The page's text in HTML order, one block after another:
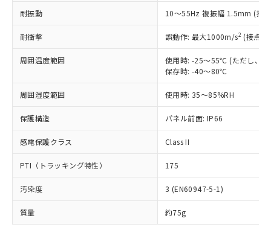
耐振動 10～55Hz 複振幅 1.5mm (接
耐衝撃 誤動作: 最大1000m/s2 (接点
周囲温度範囲
使用時: -25～55℃ (ただし、氷
保存時: -40～80℃
周囲湿度範囲 使用時: 35～85%RH
保護構造 パネル前面: IP66
感電保護クラス Class II
PTI（トラッキング特性） 175
汚染度 3 (EN60947-5-1)
質量 約75g
記載している更新日時点での社内デー
タに基づき作成されるものであり、閲
覧された時点での実際の在庫および標
準価格とは異なる場合があることをご
正式な納期状況および標準価格はお客
様のお取引先、またはお客様担当のオ
ムロン制御機器販売店・当社販売員に
オムロン制御機器販売店や当社販売拠
販売ネットワーク
」をご確認
ください。
在庫状況および標準価格結果を当社の
事前の承諾なく第三者に漏洩または開
示しないようお願いします。
マイパーツ機能（部品リスト作成サー
ビス）をご利用いただくには、I-Web
メンバーズにご登録されている必要が
鉛(Pb) 1000ppm以下、 水銀(Hg) 1000ppm以下、 カド
六価クロム(Cr(Ⅵ)) 1000ppm以下、ポリ臭化ビフェニル
類(PBB) 1000ppm以下、ポリ臭化ジフェニルエーテル類
(PBDE) 1000ppm以下、フタル酸ビス(2-エチルヘキシ
ル) (DEHP)(別名：DOP) 1000ppm以下、フタル酸ブチ
ルベンジル（BBP） 1000ppm以下、フタル酸ジブチル
（DBP） 1000ppm以下、フタル酸ジイソブチル
(DIBP) 1000ppm以下
但し、RoHS指令で産業用監視および制御機器に対する
適用除外項目は除く。
フタル酸エステル類の４物質については閾値を超える意
図的な使用がないことを確認しています。
※2 対応予定月
部品在庫の切り替え状況などにより、予定
月が前後することがあります。
*中国RoHS10物質の基準値 (GB/T26572)：
Pb(鉛) :1000ppm、 Hg(水銀) : 1000ppm、 Cd(カドミウ
Cr(Ⅵ)(六価クロム) : 1000ppm、 PBBs(ポリ臭化ビフェ
ニル類) : 1000ppm、 PBDEs(ポリ臭化ジフェニルエーテ
ル) : 1000ppm、
DEHP(フタル酸ビス(2-エチルヘキシル)) : 1000ppm
※2 環境保護使用期限
「ｅ」：有害物質（10物質）のすべてが基
準値以下であることを示します。
「10」：通常の使用状況下において有害物
質が外部に漏えいし、環境に深刻な影響を
及ぼさない年数を意味します。
（以下｢規制貨物等」という）を輸出
または国外への提供する場合は、日本
国政府の輸出許可(または役務取引許
可)を取得するなどの必要な手続きを
当社は規制貨物を破棄する場合は、完
全に破砕するなど、違法に輸出されな
いよう必要な手段を講じます。
当社は貴社製品を、核兵器、ミサイ
ル、化学兵器、生物兵器またはその他
武器並びにこれらの製造装置等に一切
使用いたしません。
当社は、貴社製品を第三者に販売する
場合は、上記1、2および3の内容を当
該第三者に通知します。また当社は、
販売先および販売に係わる関係者が違
法に輸出するおそれがある場合は、取
り引きをいたしません。
○ 一定数以上の在庫あり
△ 一定数には満たないが在庫あり
在庫なし(最新の在庫状況につ
いては、お客様のお取引先、ま
たはお客様担当のオムロン制御
機器販売店・当社販売員にご確
認ください)
受注生産機種、また在庫状況の
情報を公開していない機種